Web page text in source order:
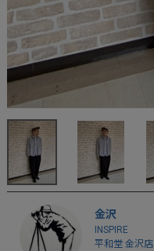
金沢
INSPIRE
平和堂 金沢店